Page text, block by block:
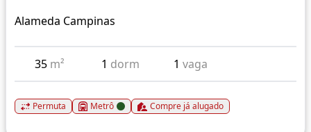
Alameda Campinas
35 m² 1 dorm 1vaga
Permuta Metrô Compre já alugado